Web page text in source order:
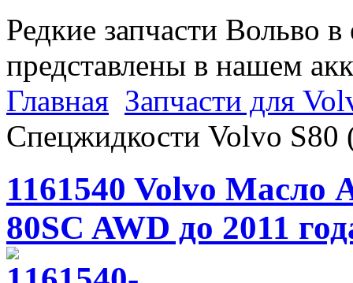
Редкие запчасти Вольво
представлены в нашем
Главная Запчасти для
Спецжидкости Volvo S80
1161540 Volvo
80SC AWD до 2011